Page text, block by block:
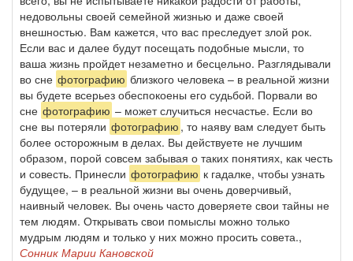
недовольны своей семейной жизнью и даже своей
внешностью. Вам кажется, что вас преследует злой рок.
Если вас и далее будут посещать подобные мысли, то
ваша жизнь пройдет незаметно и бесцельно. Разглядывали
во сне фотографию близкого человека – в реальной жизни
вы будете всерьез обеспокоены его судьбой. Порвали во
сне фотографию – может случиться несчастье. Если во
сне вы потеряли фотографию , то наяву вам следует быть
более осторожным в делах. Вы действуете не лучшим
образом, порой совсем забывая о таких понятиях, как честь
и совесть. Принесли фотографию к гадалке, чтобы узнать
будущее, – в реальной жизни вы очень доверчивый,
наивный человек. Вы очень часто доверяете свои тайны не
тем людям. Открывать свои помыслы можно только
мудрым людям и только у них можно просить совета.,
Сонник Марии Кановской